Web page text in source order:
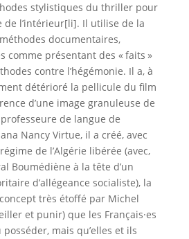
stylistiques du thriller pour
de l’intérieur[li]. Il utilise de la
documentaires,
comme présentant des « faits »
contre l’hégémonie. Il a, à
détérioré la pellicule du film
d’une image granuleuse de
de langue de
Nancy Virtue, il a créé, avec
de l’Algérie libérée (avec,
Boumédiène à la tête d’un
d’allégeance socialiste), la
très étoffé par Michel
et punir) que les Français·es
mais qu’elles et ils